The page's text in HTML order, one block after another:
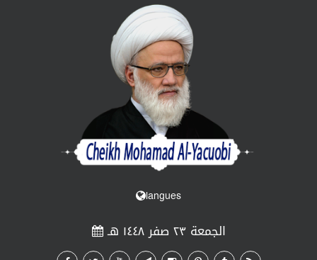
langues
الجمعة ٢٣ صفر ١٤٤٨ هـ